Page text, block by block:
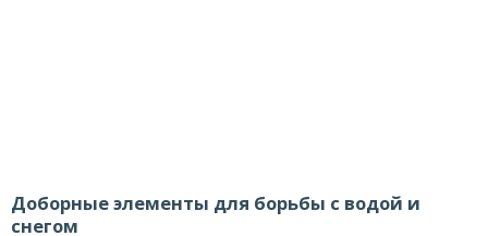
Доборные элементы для борьбы с водой и
снегом